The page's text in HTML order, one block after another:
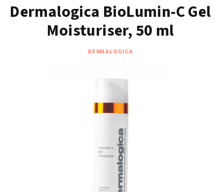
košík
Dermalogica BioLumin-C Gel
Moisturiser, 50 ml
DERMALOGICA